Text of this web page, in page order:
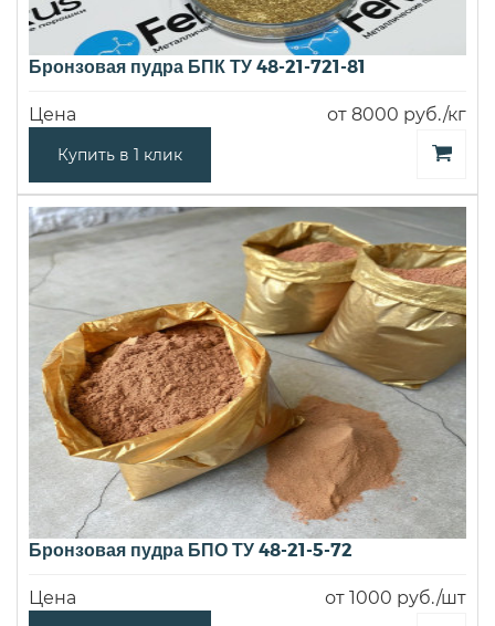
Бронзовая пудра БПК ТУ 48-21-721-81
Цена от 8000 руб./кг
Купить в 1 клик
Бронзовая пудра БПО ТУ 48-21-5-72
Цена от 1000 руб./шт